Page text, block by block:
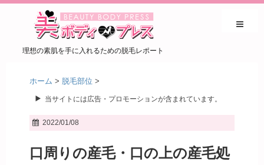
理想の素肌を手に入れるための脱毛レポート
ホーム > 脱毛部位 >
当サイトには広告・プロモーションが含まれています。
2022/01/08
口周りの産毛・口の上の産毛処